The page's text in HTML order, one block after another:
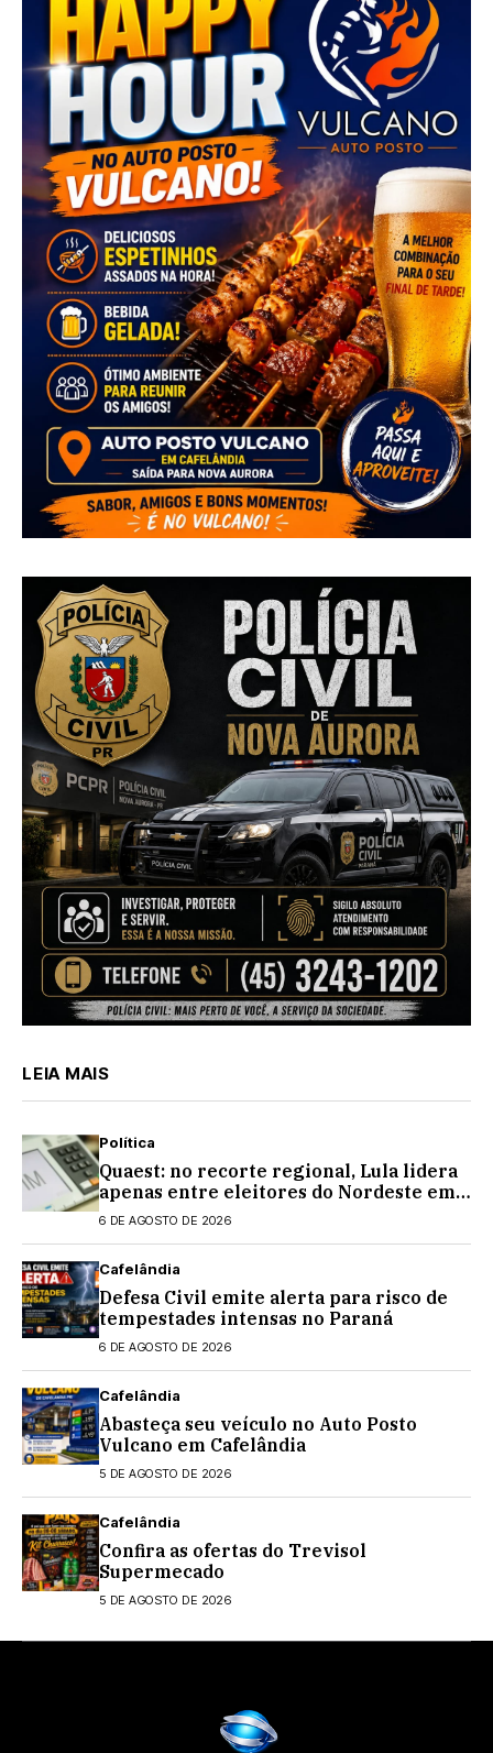
LEIA MAIS
Política
Quaest: no recorte regional, Lula lidera
apenas entre eleitores do Nordeste em
eventual 2º turno contra Flávio
6 DE AGOSTO DE 2026
Cafelândia
Defesa Civil emite alerta para risco de
tempestades intensas no Paraná
6 DE AGOSTO DE 2026
Cafelândia
Abasteça seu veículo no Auto Posto
Vulcano em Cafelândia
5 DE AGOSTO DE 2026
Cafelândia
Confira as ofertas do Trevisol
Supermecado
5 DE AGOSTO DE 2026